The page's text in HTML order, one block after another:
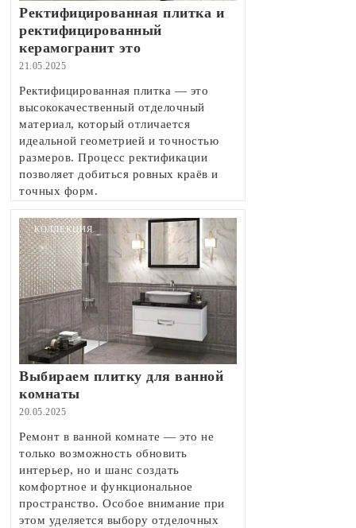
Ректифицированная плитка и
ректифицированный
керамогранит это
21.05.2025
Ректифицированная плитка — это
высококачественный отделочный
материал, который отличается
идеальной геометрией и точностью
размеров. Процесс ректификации
позволяет добиться ровных краёв и
точных форм.
КОЛЛЕКЦИЯ
Выбираем плитку для ванной
комнаты
20.05.2025
Ремонт в ванной комнате — это не
только возможность обновить
интерьер, но и шанс создать
комфортное и функциональное
пространство. Особое внимание при
этом уделяется выбору отделочных